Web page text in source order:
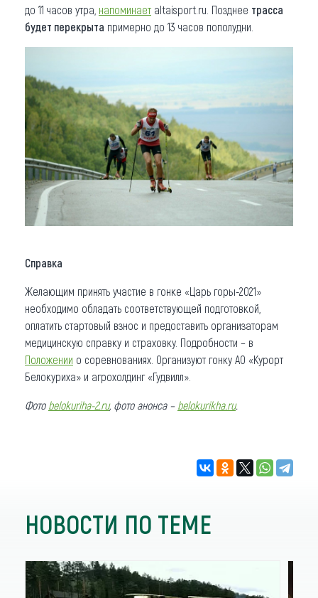
до 11 часов утра, напоминает altaisport.ru. Позднее трасса
будет перекрыта примерно до 13 часов пополудни.
Справка
Желающим принять участие в гонке «Царь горы-2021»
необходимо обладать соответствующей подготовкой,
оплатить стартовый взнос и предоставить организаторам
медицинскую справку и страховку. Подробности – в
Положении о соревнованиях. Организуют гонку АО «Курорт
Белокуриха» и агрохолдинг «Гудвилл».
Фото belokuriha-2.ru, фото анонса – belokurikha.ru.
НОВОСТИ ПО ТЕМЕ